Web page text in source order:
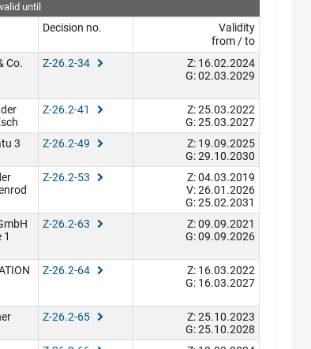
valid until
Decision no.
Validity
from / to
Co.
Z-26.2-34
Z: 16.02.2024
G: 02.03.2029
Z-26.2-41
Z: 25.03.2022
G: 25.03.2027
3
Z-26.2-49
Z: 19.09.2025
G: 29.10.2030
Z-26.2-53
Z: 04.03.2019
V: 26.01.2026
G: 25.02.2031
1
Z-26.2-63
Z: 09.09.2021
G: 09.09.2026
Z-26.2-64
Z: 16.03.2022
G: 16.03.2027
Z-26.2-65
Z: 25.10.2023
G: 25.10.2028